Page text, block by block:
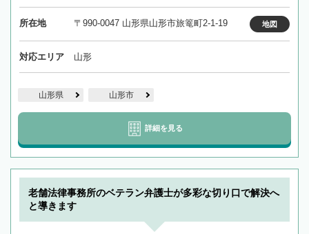
所在地 〒990-0047 山形県山形市旅篭町2-1-19 地図
対応エリア 山形
山形県 山形市
詳細を見る
老舗法律事務所のベテラン弁護士が多彩な切り口で解決へ
と導きます